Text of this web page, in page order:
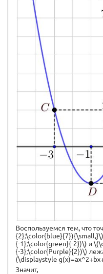
Воспользуемся тем, что
{-1};\color{green}{-2})\) и
{-3};\color{Purple}{2})\)
(\displaystyle
Значит,